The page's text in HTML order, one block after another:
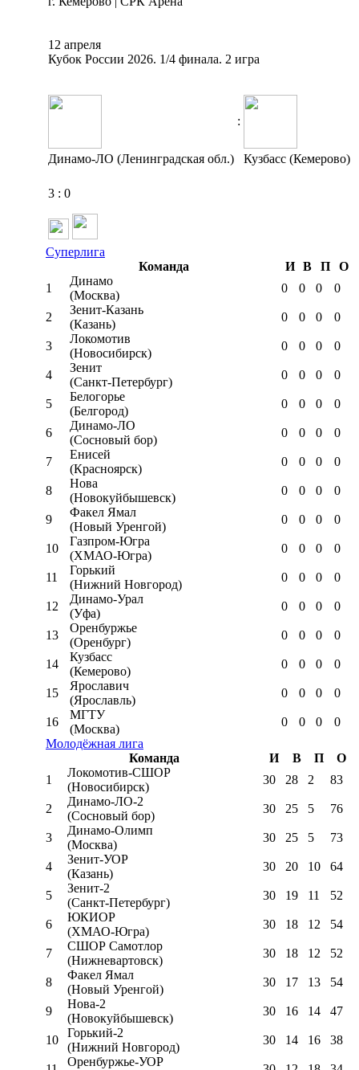
12 апреля
Кубок России 2026. 1/4 финала. 2 игра
:
Динамо-ЛО (Ленинградская обл.) Кузбасс (Кемерово)
3 : 0
Суперлига
Команда
И В П
О
1
Динамо
(Москва)
0 0 0 0
2
Зенит-Казань
(Казань)
0 0 0 0
3
Локомотив
(Новосибирск)
0 0 0 0
4
Зенит
(Санкт-Петербург)
0 0 0 0
5
Белогорье
(Белгород)
0 0 0 0
6
Динамо-ЛО
(Сосновый бор)
0 0 0 0
7
Енисей
(Красноярск)
0 0 0 0
8
Нова
(Новокуйбышевск)
0 0 0 0
9
Факел Ямал
(Новый Уренгой)
0 0 0 0
10
Газпром-Югра
(ХМАО-Югра)
0 0 0 0
11
Горький
(Нижний Новгород)
0 0 0 0
12
Динамо-Урал
(Уфа)
0 0 0 0
13
Оренбуржье
(Оренбург)
0 0 0 0
14
Кузбасс
(Кемерово)
0 0 0 0
15
Ярославич
(Ярославль)
0 0 0 0
16
МГТУ
(Москва)
0 0 0
0
Молодёжная лига
Команда
И В П
О
1
Локомотив-CШОР
(Новосибирск)
30 28 2 83
2
Динамо-ЛО-2
(Сосновый бор)
30 25 5 76
3
Динамо-Олимп
(Москва)
30 25 5 73
4
Зенит-УОР
(Казань)
30 20 10 64
5
Зенит-2
(Санкт-Петербург)
30 19 11 52
6
ЮКИОР
(ХМАО-Югра)
30 18 12 54
7
СШОР Самотлор
(Нижневартовск)
30 18 12 52
8
Факел Ямал
(Новый Уренгой)
30 17 13 54
9
Нова-2
(Новокуйбышевск)
30 16 14 47
10
Горький-2
(Нижний Новгород)
30 14 16 38
Оренбуржье-УОР